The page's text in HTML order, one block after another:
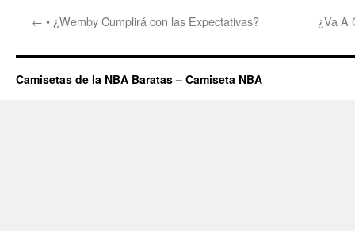
← • ¿Wemby Cumplirá con las Expectativas? ¿Va A
Camisetas de la NBA Baratas – Camiseta NBA